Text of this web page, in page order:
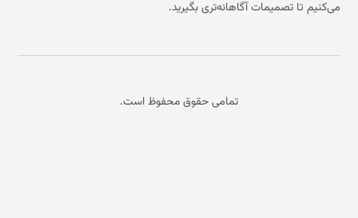
می‌کنیم تا تصمیمات آگاهانه‌تری بگیرید.
تمامی حقوق محفوظ است.